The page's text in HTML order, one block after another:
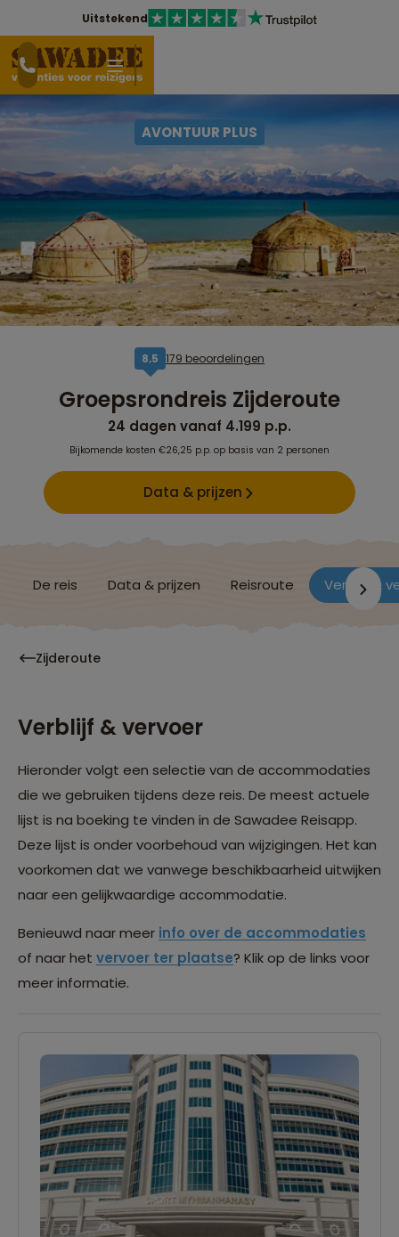
Uitstekend
AVONTUUR PLUS
8,5 179 beoordelingen
Groepsrondreis Zijderoute
24 dagen vanaf 4.199 p.p.
Bijkomende kosten €26,25 p.p. op basis van 2 personen
Data & prijzen
De reis Data & prijzen Reisroute Verblijf &
Zijderoute
Verblijf & vervoer
Hieronder volgt een selectie van de accommodaties
die we gebruiken tijdens deze reis. De meest actuele
lijst is na boeking te vinden in de Sawadee Reisapp.
Deze lijst is onder voorbehoud van wijzigingen. Het kan
voorkomen dat we vanwege beschikbaarheid uitwijken
naar een gelijkwaardige accommodatie.
Benieuwd naar meer info over de accommodaties
of naar het vervoer ter plaatse? Klik op de links voor
meer informatie.